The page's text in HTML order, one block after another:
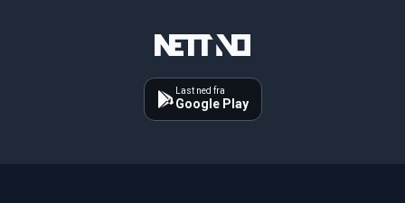
Last ned fra
Google Play